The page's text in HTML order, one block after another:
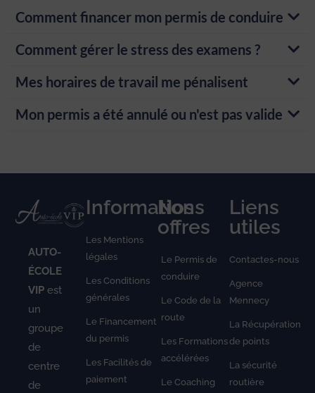
Comment financer mon permis de conduire
Comment gérer le stress des examens ?
Mes horaires de travail me pénalisent
Mon permis a été annulé ou n'est pas valide
AUTO-
ÉCOLE
VIP est
un
groupe
de
centre
de
Informations
Les Mentions
légales
Les Conditions
générales
Le Financement
du permis
Les Facilités de
paiement
Nos
offres
Le Permis de
conduire
Le Code de la
route
Les Formations
accélérées
Le Coaching
Liens
utiles
Contactes-nous
Agence
Mennecy
La Récupération
de points
La sécurité
routière